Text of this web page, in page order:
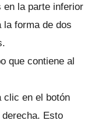
en la parte inferior
la forma de dos
que contiene al
clic en el botón
Esto